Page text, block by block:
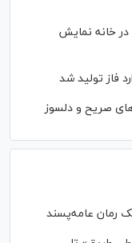
در خانه نمایش
فاز تولید شد
صریح و دلسوز
رمان عامه‌پسند